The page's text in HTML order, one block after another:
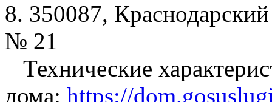
8. 350087,
№ 21
Технические
дома: https://